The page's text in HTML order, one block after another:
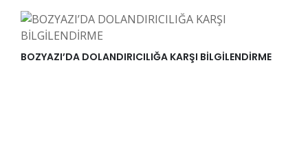
BOZYAZI’DA DOLANDIRICILIĞA KARŞI BİLGİLENDİRME